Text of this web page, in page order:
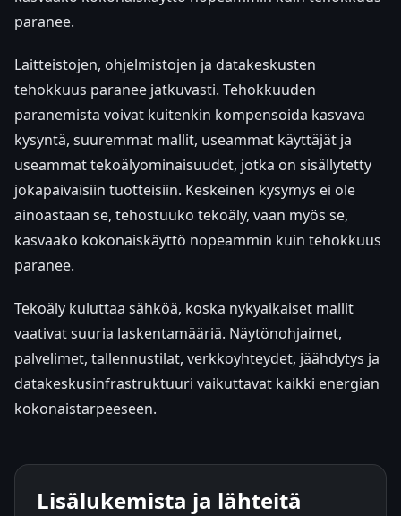
paranee.
Laitteistojen, ohjelmistojen ja datakeskusten
tehokkuus paranee jatkuvasti. Tehokkuuden
paranemista voivat kuitenkin kompensoida kasvava
kysyntä, suuremmat mallit, useammat käyttäjät ja
useammat tekoälyominaisuudet, jotka on sisällytetty
jokapäiväisiin tuotteisiin. Keskeinen kysymys ei ole
ainoastaan se, tehostuuko tekoäly, vaan myös se,
kasvaako kokonaiskäyttö nopeammin kuin tehokkuus
paranee.
Tekoäly kuluttaa sähköä, koska nykyaikaiset mallit
vaativat suuria laskentamääriä. Näytönohjaimet,
palvelimet, tallennustilat, verkkoyhteydet, jäähdytys ja
datakeskusinfrastruktuuri vaikuttavat kaikki energian
kokonaistarpeeseen.
Lisälukemista ja lähteitä